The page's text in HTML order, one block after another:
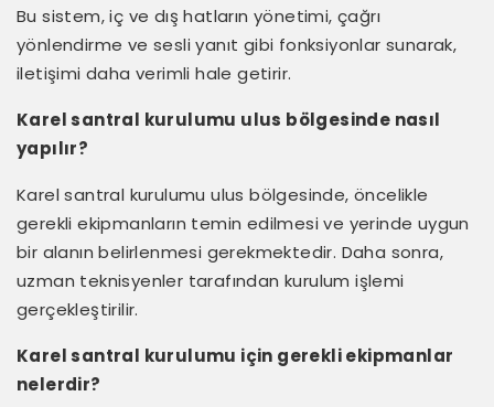
Bu sistem, iç ve dış hatların yönetimi, çağrı
yönlendirme ve sesli yanıt gibi fonksiyonlar sunarak,
iletişimi daha verimli hale getirir.
Karel santral kurulumu ulus bölgesinde nasıl
yapılır?
Karel santral kurulumu ulus bölgesinde, öncelikle
gerekli ekipmanların temin edilmesi ve yerinde uygun
bir alanın belirlenmesi gerekmektedir. Daha sonra,
uzman teknisyenler tarafından kurulum işlemi
gerçekleştirilir.
Karel santral kurulumu için gerekli ekipmanlar
nelerdir?